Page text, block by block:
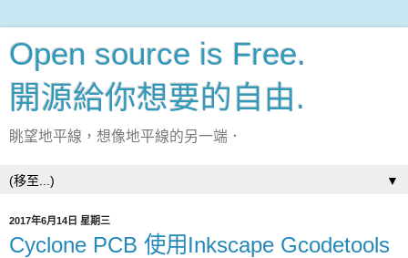
Open source is Free.
開源給你想要的自由.
眺望地平線，想像地平線的另一端．
▼
2017年6月14日 星期三
Cyclone PCB 使用Inkscape Gcodetools